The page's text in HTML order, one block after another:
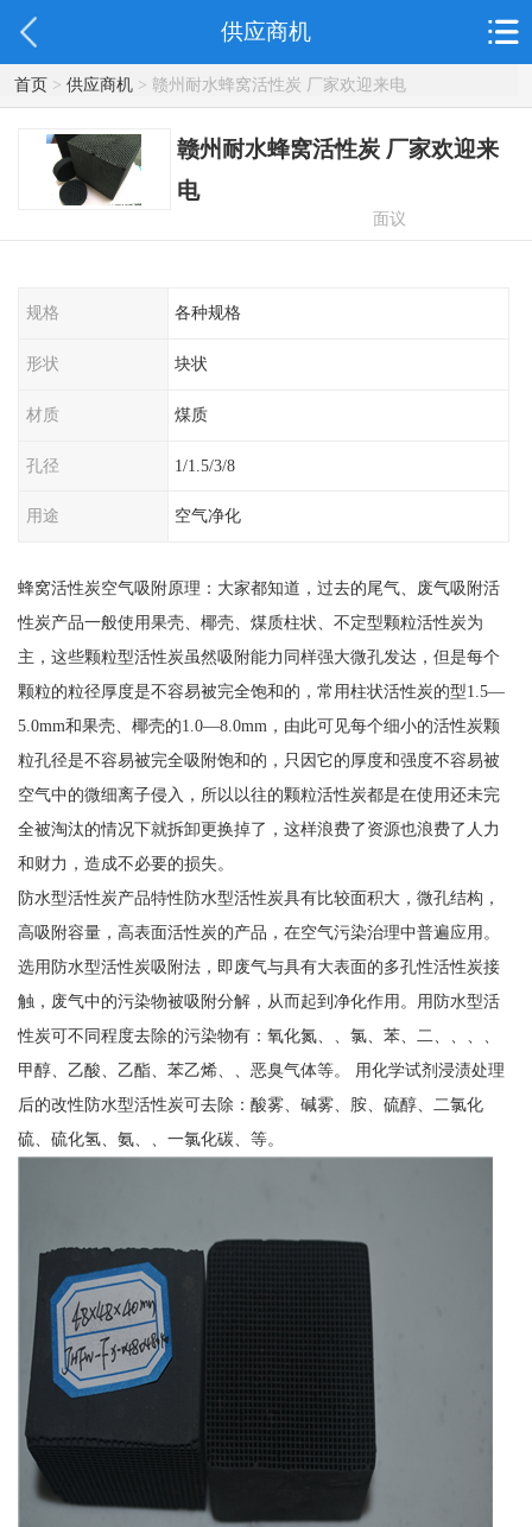
供应商机
首页> 供应商机> 赣州耐水蜂窝活性炭 厂家欢迎来电
赣州耐水蜂窝活性炭 厂家欢迎来
电
面议
规格 各种规格
形状 块状
材质 煤质
孔径 1/1.5/3/8
用途 空气净化
蜂窝活性炭空气吸附原理：大家都知道，过去的尾气、废气吸附活
性炭产品一般使用果壳、椰壳、煤质柱状、不定型颗粒活性炭为
主，这些颗粒型活性炭虽然吸附能力同样强大微孔发达，但是每个
颗粒的粒径厚度是不容易被完全饱和的，常用柱状活性炭的型1.5—
5.0mm和果壳、椰壳的1.0—8.0mm，由此可见每个细小的活性炭颗
粒孔径是不容易被完全吸附饱和的，只因它的厚度和强度不容易被
空气中的微细离子侵入，所以以往的颗粒活性炭都是在使用还未完
全被淘汰的情况下就拆卸更换掉了，这样浪费了资源也浪费了人力
和财力，造成不必要的损失。
防水型活性炭产品特性防水型活性炭具有比较面积大，微孔结构，
高吸附容量，高表面活性炭的产品，在空气污染治理中普遍应用。
选用防水型活性炭吸附法，即废气与具有大表面的多孔性活性炭接
触，废气中的污染物被吸附分解，从而起到净化作用。用防水型活
性炭可不同程度去除的污染物有：氧化氮、、氯、苯、二、、、、
甲醇、乙酸、乙酯、苯乙烯、、恶臭气体等。 用化学试剂浸渍处理
后的改性防水型活性炭可去除：酸雾、碱雾、胺、硫醇、二氯化
硫、硫化氢、氨、、一氯化碳、等。